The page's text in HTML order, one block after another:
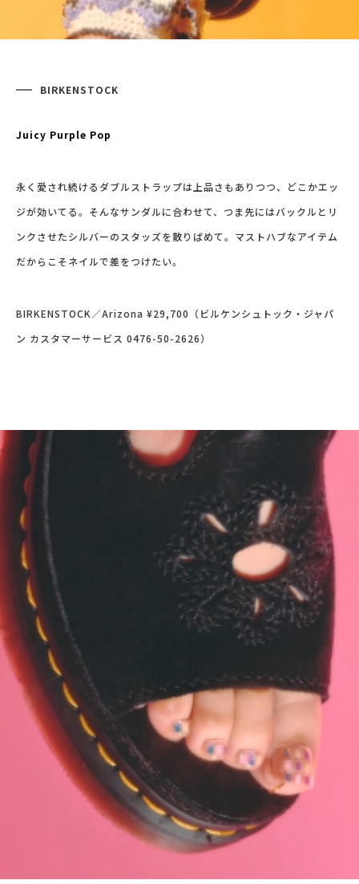
BIRKENSTOCK
Juicy Purple Pop
永く愛され続けるダブルストラップは上品さもありつつ、どこかエッ
ジが効いてる。そんなサンダルに合わせて、つま先にはバックルとリ
ンクさせたシルバーのスタッズを散りばめて。マストハブなアイテム
だからこそネイルで差をつけたい。
BIRKENSTOCK／Arizona ¥29,700（ビルケンシュトック・ジャパ
ン カスタマーサービス 0476-50-2626）